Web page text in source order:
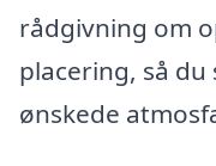
rådgivning om
placering, så
ønskede